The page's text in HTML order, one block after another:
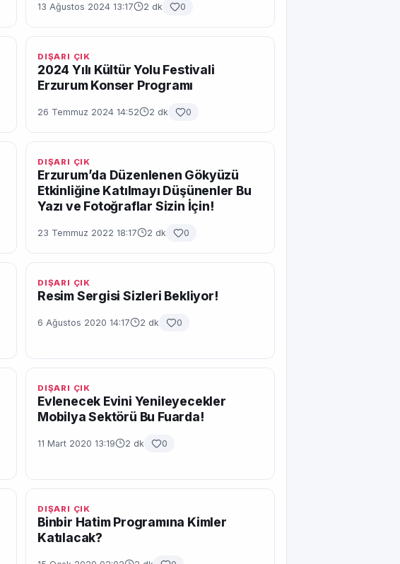
13 Ağustos 2024 13:17 2 dk 0
DIŞARI ÇIK
2024 Yılı Kültür Yolu Festivali
Erzurum Konser Programı
26 Temmuz 2024 14:52 2 dk 0
DIŞARI ÇIK
Erzurum’da Düzenlenen Gökyüzü
Etkinliğine Katılmayı Düşünenler Bu
Yazı ve Fotoğraflar Sizin İçin!
23 Temmuz 2022 18:17 2 dk 0
DIŞARI ÇIK
Resim Sergisi Sizleri Bekliyor!
6 Ağustos 2020 14:17 2 dk 0
DIŞARI ÇIK
Evlenecek Evini Yenileyecekler
Mobilya Sektörü Bu Fuarda!
11 Mart 2020 13:19 2 dk 0
DIŞARI ÇIK
Binbir Hatim Programına Kimler
Katılacak?